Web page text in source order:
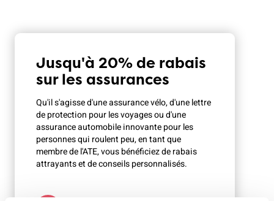
Jusqu'à 20% de rabais
sur les assurances
Qu'il s'agisse d'une assurance vélo, d'une lettre
de protection pour les voyages ou d'une
assurance automobile innovante pour les
personnes qui roulent peu, en tant que
membre de l'ATE, vous bénéficiez de rabais
attrayants et de conseils personnalisés.